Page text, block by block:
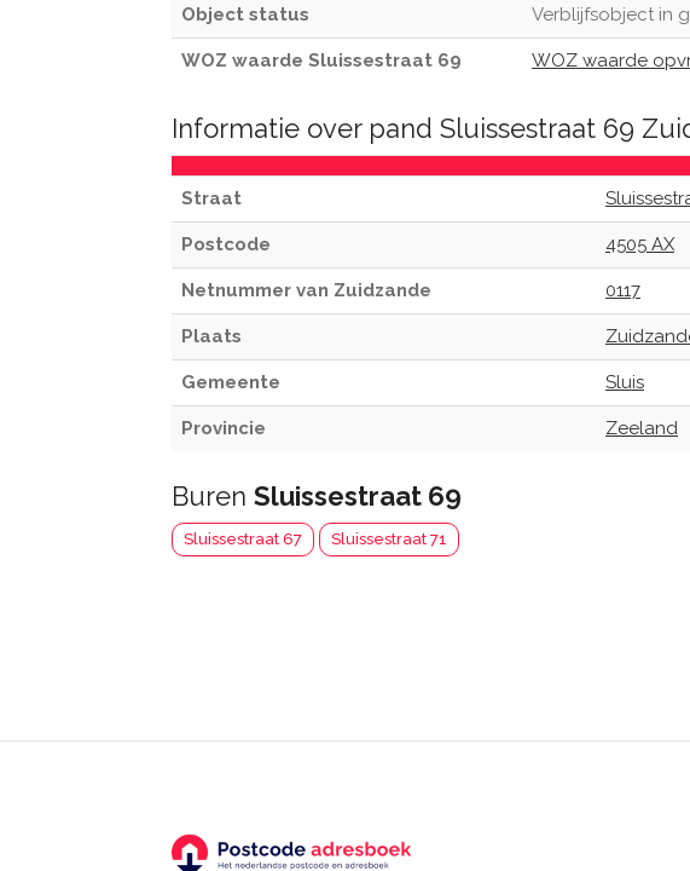
Object status Verblijfsobject in
WOZ waarde Sluissestraat 69 WOZ waarde
Informatie over pand Sluissestraat 69
Straat
Postcode 4505 AX
Netnummer van Zuidzande 0117
Plaats
Gemeente Sluis
Provincie Zeeland
Buren Sluissestraat 69
Sluissestraat 67 Sluissestraat 71